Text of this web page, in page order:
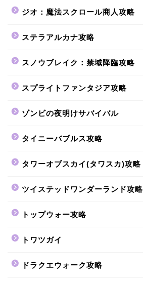
ジオ：魔法スクロール商人攻略
ステラアルカナ攻略
スノウブレイク：禁域降臨攻略
スプライトファンタジア攻略
ゾンビの夜明けサバイバル
タイニーバブルス攻略
タワーオブスカイ(タワスカ)攻略
ツイステッドワンダーランド攻略
トップウォー攻略
トワツガイ
ドラクエウォーク攻略